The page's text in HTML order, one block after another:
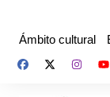
Ámbito cultural